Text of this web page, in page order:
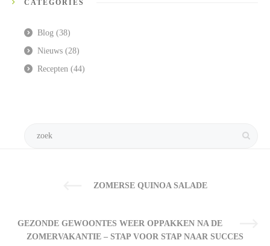
CATEGORIES
Blog (38)
Nieuws (28)
Recepten (44)
ZOMERSE QUINOA SALADE
GEZONDE GEWOONTES WEER OPPAKKEN NA DE
ZOMERVAKANTIE – STAP VOOR STAP NAAR SUCCES